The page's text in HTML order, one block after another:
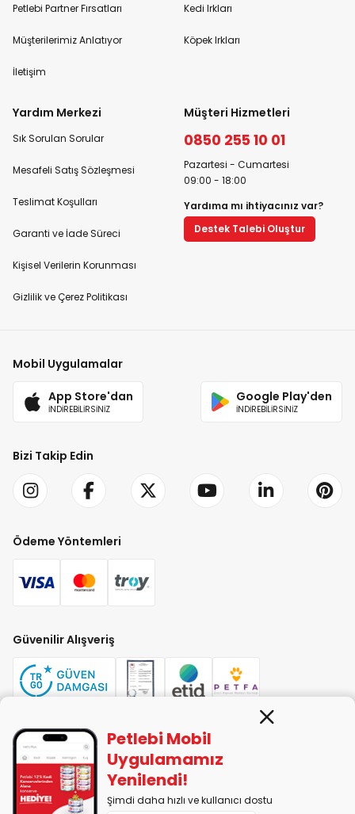
Petlebi Partner Fırsatları
Müşterilerimiz Anlatıyor
İletişim
Kedi Irkları
Köpek Irkları
Yardım Merkezi
Sık Sorulan Sorular
Mesafeli Satış Sözleşmesi
Teslimat Koşulları
Garanti ve İade Süreci
Kişisel Verilerin Korunması
Gizlilik ve Çerez Politikası
Müşteri Hizmetleri
0850 255 10 01
Pazartesi - Cumartesi
09:00 - 18:00
Yardıma mı ihtiyacınız var?
Destek Talebi Oluştur
Mobil Uygulamalar
App Store'dan
İNDİREBİLİRSİNİZ
Google Play'den
İNDİREBİLİRSİNİZ
Bizi Takip Edin
Ödeme Yöntemleri
Güvenilir Alışveriş
PETLEBİ EVCİL HAYVAN ÜRÜNLERİ PAZ. SAN. TİC. LTD. ŞTİ. Alaşarköy Mah.
1. Alaşar Cad. No: 9 Osmangazi/Bursa
7290599225 vergi numarasıyla Uludağ Vergi Dairesi'ne bağlıdır.
Petlebi Mobil
Uygulamamız
Yenilendi!
Şimdi daha hızlı ve kullanıcı dostu